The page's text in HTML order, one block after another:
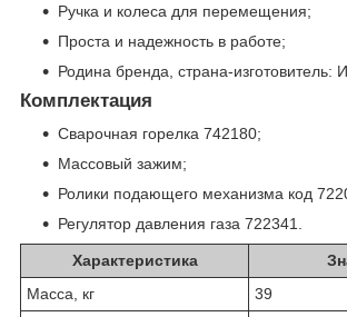
Ручка и колеса для перемещения;
Проста и надежность в работе;
Родина бренда, страна-изготовитель:
Комплектация
Сварочная горелка 742180;
Массовый зажим;
Ролики подающего механизма код
Регулятор давления газа 722341.
Характеристика
Масса, кг
39